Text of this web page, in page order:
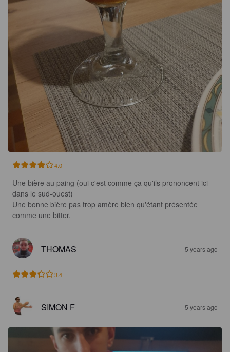
4.0
Une bière au paing (oui c'est comme ça qu'ils prononcent ici
dans le sud-ouest)
Une bonne bière pas trop amère bien qu'étant présentée
comme une bitter.
THOMAS 5 years ago
3.4
SIMON F 5 years ago